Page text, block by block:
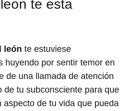
te esta
león te estuviese
huyendo por sentir temor en
de una llamada de atención
de tu subconsciente para que
aspecto de tu vida que pueda